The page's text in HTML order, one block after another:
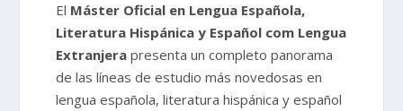
El Máster Oficial en Lengua Española,
Literatura Hispánica y Español com Lengua
Extranjera presenta un completo panorama
de las líneas de estudio más novedosas en
lengua española, literatura hispánica y español